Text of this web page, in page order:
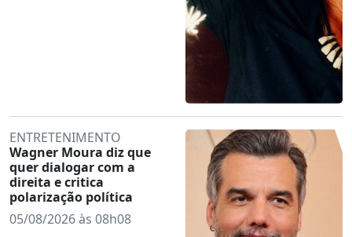
ENTRETENIMENTO
Wagner Moura diz que
quer dialogar com a
direita e critica
polarização política
05/08/2026 às 08h08